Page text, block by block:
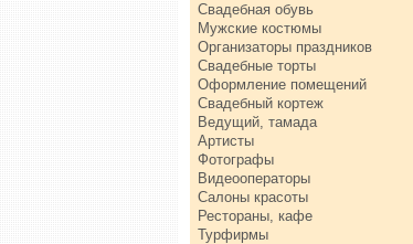
Свадебная обувь
Мужские костюмы
Организаторы праздников
Свадебные торты
Оформление помещений
Свадебный кортеж
Ведущий, тамада
Артисты
Фотографы
Видеооператоры
Салоны красоты
Рестораны, кафе
Турфирмы